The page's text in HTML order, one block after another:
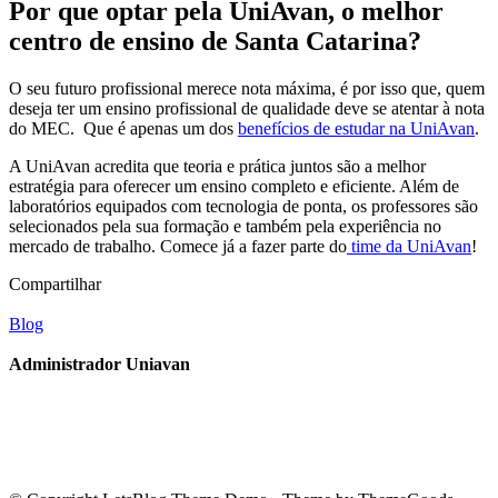
Por que optar pela UniAvan, o melhor
centro de ensino de Santa Catarina?
O seu futuro profissional merece nota máxima, é por isso que, quem
deseja ter um ensino profissional de qualidade deve se atentar à nota
do MEC. Que é apenas um dos benefícios de estudar na UniAvan.
A UniAvan acredita que teoria e prática juntos são a melhor
estratégia para oferecer um ensino completo e eficiente. Além de
laboratórios equipados com tecnologia de ponta, os professores são
selecionados pela sua formação e também pela experiência no
mercado de trabalho. Comece já a fazer parte do time da UniAvan!
Compartilhar
Blog
Administrador Uniavan